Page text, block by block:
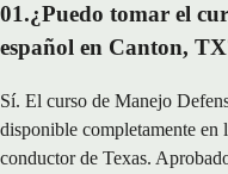
01.¿Puedo tomar el
español en Canton,
Sí. El curso de Manejo
disponible completamente en
conductor de Texas.